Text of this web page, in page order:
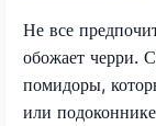
Не все
обожает черри.
помидоры,
или